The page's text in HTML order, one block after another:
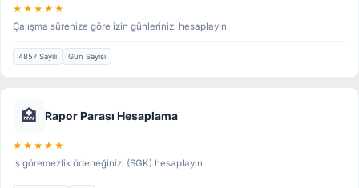
★★★★★
Çalışma sürenize göre izin günlerinizi hesaplayın.
4857 Sayılı Gün Sayısı
🏥 Rapor Parası Hesaplama
★★★★★
İş göremezlik ödeneğinizi (SGK) hesaplayın.